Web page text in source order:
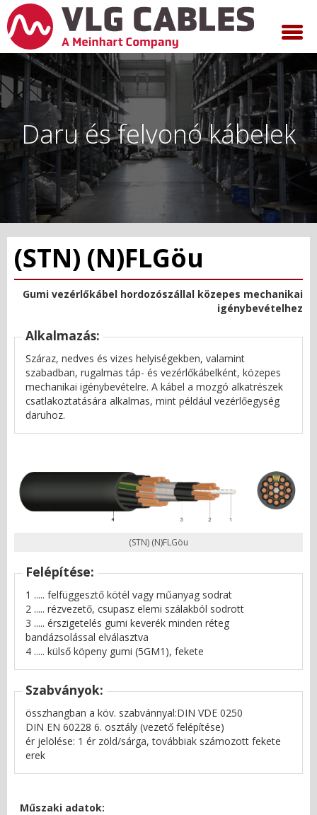
Daru és felvonó kábelek
(STN) (N)FLGöu
Gumi vezérlőkábel hordozószállal közepes mechanikai
igénybevételhez
Alkalmazás:
Száraz, nedves és vizes helyiségekben, valamint
szabadban, rugalmas táp- és vezérlőkábelként, közepes
mechanikai igénybevételre. A kábel a mozgó alkatrészek
csatlakoztatására alkalmas, mint például vezérlőegység
daruhoz.
(STN) (N)FLGöu
Felépítése:
1 ..... felfüggesztő kötél vagy műanyag sodrat
2 ..... rézvezető, csupasz elemi szálakból sodrott
3 ..... érszigetelés gumi keverék minden réteg
bandázsolással elválasztva
4 ..... külső köpeny gumi (5GM1), fekete
Szabványok:
összhangban a köv. szabvánnyal:DIN VDE 0250
DIN EN 60228 6. osztály (vezető felépítése)
ér jelölése: 1 ér zöld/sárga, továbbiak számozott fekete
erek
Műszaki adatok: